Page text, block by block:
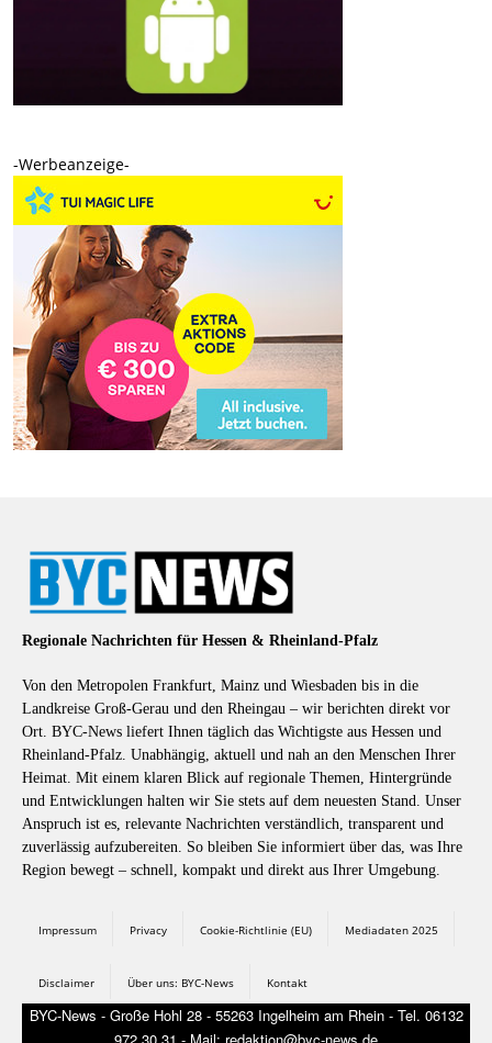
-Werbeanzeige-
Regionale Nachrichten für Hessen & Rheinland-Pfalz
Von den Metropolen Frankfurt, Mainz und Wiesbaden bis in die
Landkreise Groß-Gerau und den Rheingau – wir berichten direkt vor
Ort. BYC-News liefert Ihnen täglich das Wichtigste aus Hessen und
Rheinland-Pfalz. Unabhängig, aktuell und nah an den Menschen Ihrer
Heimat. Mit einem klaren Blick auf regionale Themen, Hintergründe
und Entwicklungen halten wir Sie stets auf dem neuesten Stand. Unser
Anspruch ist es, relevante Nachrichten verständlich, transparent und
zuverlässig aufzubereiten. So bleiben Sie informiert über das, was Ihre
Region bewegt – schnell, kompakt und direkt aus Ihrer Umgebung.
Impressum Privacy Cookie-Richtlinie (EU) Mediadaten 2025
Disclaimer Über uns: BYC-News Kontakt
BYC-News - Große Hohl 28 - 55263 Ingelheim am Rhein - Tel. 06132